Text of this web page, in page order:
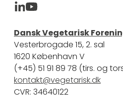
Plantebaseret
Plantebaseret
Dansk Vegetarisk
Vesterbrogade 15, 2. sal
1620 København V
(+45) 51 91 89 78 (tirs. og
kontakt@vegetarisk.dk
CVR: 34640122